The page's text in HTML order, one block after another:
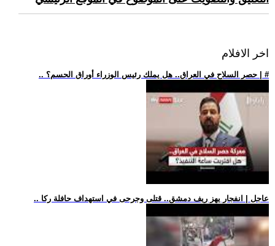
اخر الافلام
.. حصر السلاح في العراق.. هل يملك رئيس الوزراء أوراق الحسم؟ | #
.. عاجل | انفجار يهز ريف دمشق.. قتلى وجرحى في استهداف حافلة ركا